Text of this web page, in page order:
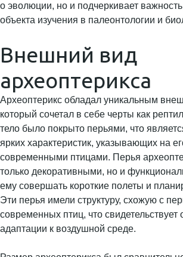
о эволюции, но и подчеркивает
объекта изучения в палеонтологии и
Внешний вид
археоптерикса
Археоптерикс обладал уникальным
который сочетал в себе черты как
тело было покрыто перьями, что
ярких характеристик, указывающих на
современными птицами. Перья
только декоративными, но и
ему совершать короткие полеты и
Эти перья имели структуру, схожую с
современных птиц, что
адаптации к воздушной среде.